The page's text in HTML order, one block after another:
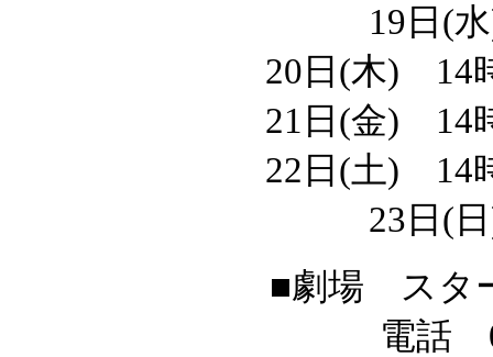
19日(
20日(木) 14
21日(金) 14
22日(土) 14
23日(
■劇場 スタ
電話